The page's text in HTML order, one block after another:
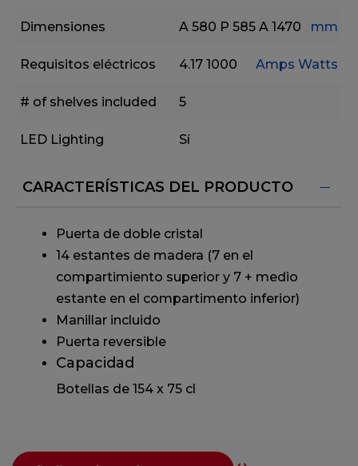
Dimensiones A 580 P 585 A 1470 mm
Requisitos eléctricos 4.17 1000 Amps Watts
# of shelves included 5
LED Lighting Sí
CARACTERÍSTICAS DEL PRODUCTO
Puerta de doble cristal
14 estantes de madera (7 en el
compartimiento superior y 7 + medio
estante en el compartimento inferior)
Manillar incluido
Puerta reversible
Capacidad
Botellas de 154 x 75 cl